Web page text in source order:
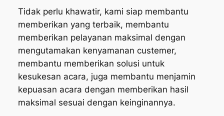
Tidak perlu khawatir, kami siap membantu
memberikan yang terbaik, membantu
memberikan pelayanan maksimal dengan
mengutamakan kenyamanan custemer,
membantu memberikan solusi untuk
kesukesan acara, juga membantu menjamin
kepuasan acara dengan memberikan hasil
maksimal sesuai dengan keinginannya.